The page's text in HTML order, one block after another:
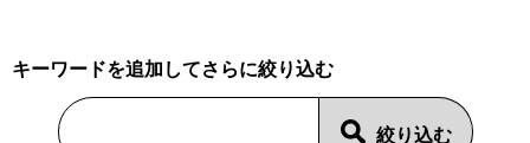
キーワードを追加してさらに絞り込む